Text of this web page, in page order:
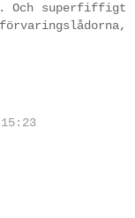
Och superfiffigt